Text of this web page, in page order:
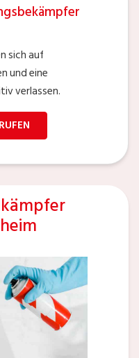
sich auf
und eine
verlassen.